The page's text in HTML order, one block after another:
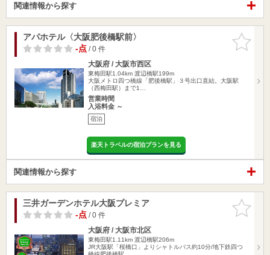
関連情報から探す
お気に入
りに追加
アパホテル〈大阪肥後橋駅前〉
-点/ 0 件
大阪府 / 大阪市西区
東梅田駅1.04km 渡辺橋駅199m
大阪メトロ四つ橋線「肥後橋駅」３号出口直結。大阪駅
（西梅田駅）まで1…
営業時間
入浴料金 ～
宿泊
楽天トラベルの宿泊プランを見る
関連情報から探す
お気に入
りに追加
三井ガーデンホテル大阪プレミア
-点/ 0 件
大阪府 / 大阪市北区
東梅田駅1.11km 渡辺橋駅206m
JR大阪駅「桜橋口」よりシャトルバス約10分/地下鉄四つ